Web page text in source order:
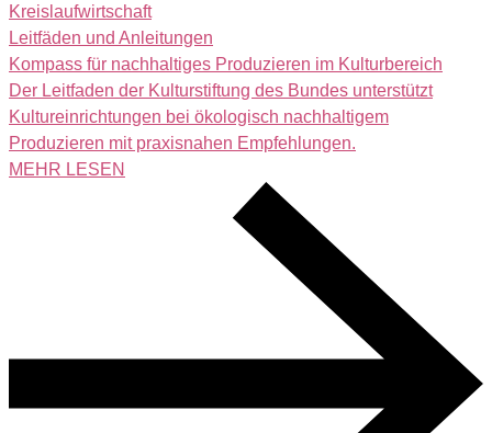
Kreislaufwirtschaft
Leitfäden und Anleitungen
Kompass für nachhaltiges Produzieren im Kulturbereich
Der Leitfaden der Kulturstiftung des Bundes unterstützt
Kultureinrichtungen bei ökologisch nachhaltigem
Produzieren mit praxisnahen Empfehlungen.
MEHR LESEN